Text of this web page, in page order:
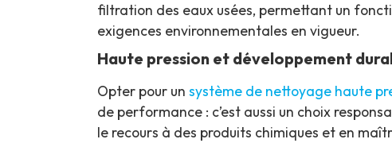
filtration des eaux usées, permettant un
exigences environnementales en vigueur.
Haute pression et développement
Opter pour un système de nettoyage haute
de performance : c’est aussi un choix
le recours à des produits chimiques et en